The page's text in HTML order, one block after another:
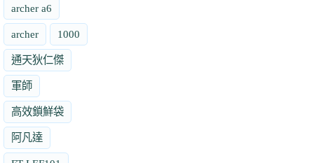
archer a6
archer 1000
通天狄仁傑
軍師
高效鎖鮮袋
阿凡達